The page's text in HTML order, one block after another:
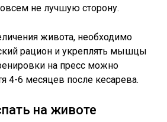
не лучшую сторону.
живота, необходимо
рацион и укреплять мышцы
на пресс можно
4-6 месяцев после кесарева.
на животе